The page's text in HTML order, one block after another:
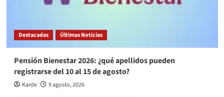
Destacadas Últimas Noticias
Pensión Bienestar 2026: ¿qué apellidos pueden
registrarse del 10 al 15 de agosto?
Karde 9 agosto, 2026